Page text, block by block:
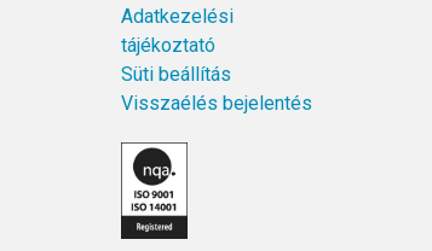
Adatkezelési
tájékoztató
Süti beállítás
Visszaélés bejelentés